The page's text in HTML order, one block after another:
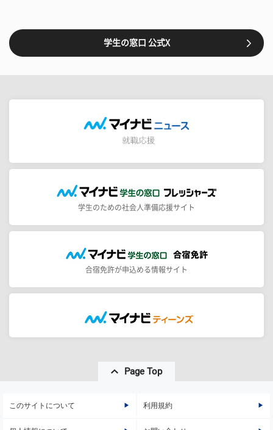
学生の窓口 公式X
学生のための社会人準備応援サイト
合宿免許が申込める情報サイト
Page Top
このサイトについて 利用規約